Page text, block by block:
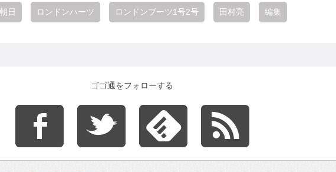
日 ロンドンハーツ ロンドンブーツ1号2号 田村亮 編集
ゴゴ通をフォローする